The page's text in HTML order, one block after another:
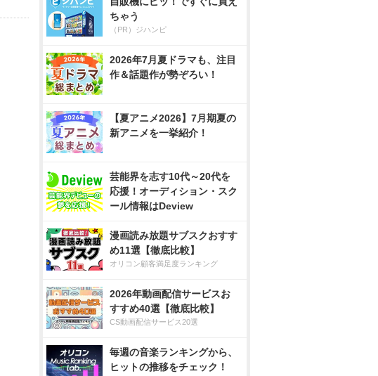
ちゃう
（PR）ジハンピ
2026年7月夏ドラマも、注目
作＆話題作が勢ぞろい！
【夏アニメ2026】7月期夏の
新アニメを一挙紹介！
芸能界を志す10代～20代を
応援！オーディション・スク
ール情報はDeview
漫画読み放題サブスクおすす
め11選【徹底比較】
オリコン顧客満足度ランキング
2026年動画配信サービスお
すすめ40選【徹底比較】
CS動画配信サービス20選
毎週の音楽ランキングから、
ヒットの推移をチェック！